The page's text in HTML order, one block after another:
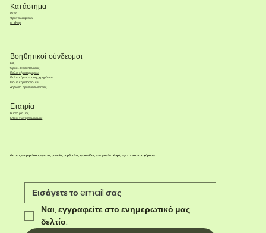
Κατάστημα
Φυτά
Φροντίδα φυτών
e-shop
Βοηθητικοί σύνδεσμοι
FAQ
Όροι & Προϋποθέσεις
Πολιτική απορρήτου
Πολιτική επιστροφής χρημάτων
Πολιτική αποστολών
Δήλωση προσβασιμότητας
Εταιρία
Η ιστορία μας
Επικοινωνήστε μαζί μας
Θα σας ενημερώσουμε για τις μηνιαίες συμβουλές φροντίδας των φυτών. Χωρίς spam, το υποσχόμαστε.
Ναι, εγγραφείτε στο ενημερωτικό μας
δελτίο.